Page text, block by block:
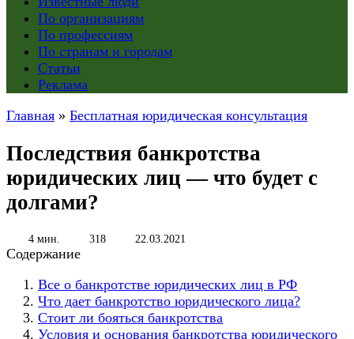
По организациям
По профессиям
По странам и городам
Статьи
Реклама
Главная » Бесплатная юридическая консультация
Последствия банкротства
юридических лиц — что будет с
долгами?
4 мин. 318 22.03.2021
Содержание
Все о банкротстве юридических лиц в РФ
Что дает банкротство юридического лица?
Стоит ли бояться банкротства
Условия и основания банкротства юридического